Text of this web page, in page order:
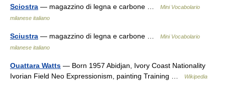
Sciostra — magazzino di legna e carbone …
Mini Vocabolario
milanese italiano
Sciustra — magazzino di legna e carbone …
Mini Vocabolario
milanese italiano
Ouattara Watts — Born 1957 Abidjan, Ivory Coast Nationality
Ivorian Field Neo Expressionism, painting Training …
Wikipedia